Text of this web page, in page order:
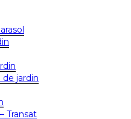
de jardin
Transat